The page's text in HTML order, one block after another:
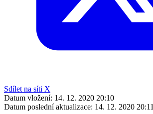
Sdílet na síti X
Datum vložení: 14. 12. 2020 20:10
Datum poslední aktualizace: 14. 12. 2020 20:11